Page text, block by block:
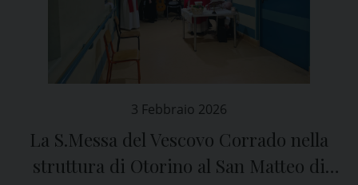
3 Febbraio 2026
La S.Messa del Vescovo Corrado nella
struttura di Otorino al San Matteo di